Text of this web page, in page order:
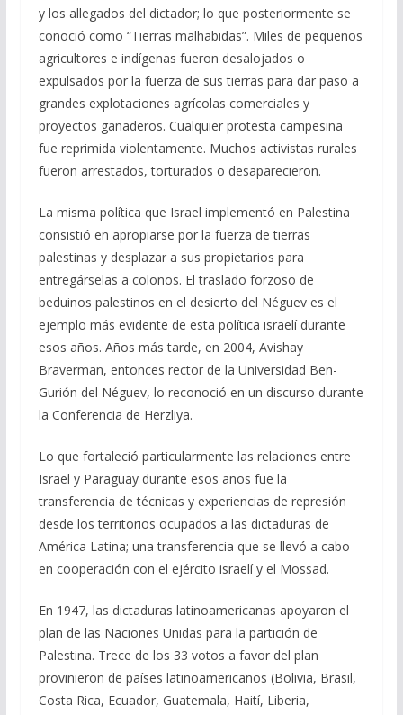
y los allegados del dictador; lo que posteriormente se
conoció como “Tierras malhabidas”. Miles de pequeños
agricultores e indígenas fueron desalojados o
expulsados ​​por la fuerza de sus tierras para dar paso a
grandes explotaciones agrícolas comerciales y
proyectos ganaderos. Cualquier protesta campesina
fue reprimida violentamente. Muchos activistas rurales
fueron arrestados, torturados o desaparecieron.
La misma política que Israel implementó en Palestina
consistió en apropiarse por la fuerza de tierras
palestinas y desplazar a sus propietarios para
entregárselas a colonos. El traslado forzoso de
beduinos palestinos en el desierto del Néguev es el
ejemplo más evidente de esta política israelí durante
esos años. Años más tarde, en 2004, Avishay
Braverman, entonces rector de la Universidad Ben-
Gurión del Néguev, lo reconoció en un discurso durante
la Conferencia de Herzliya.
Lo que fortaleció particularmente las relaciones entre
Israel y Paraguay durante esos años fue la
transferencia de técnicas y experiencias de represión
desde los territorios ocupados a las dictaduras de
América Latina; una transferencia que se llevó a cabo
en cooperación con el ejército israelí y el Mossad.
En 1947, las dictaduras latinoamericanas apoyaron el
plan de las Naciones Unidas para la partición de
Palestina. Trece de los 33 votos a favor del plan
provinieron de países latinoamericanos (Bolivia, Brasil,
Costa Rica, Ecuador, Guatemala, Haití, Liberia,